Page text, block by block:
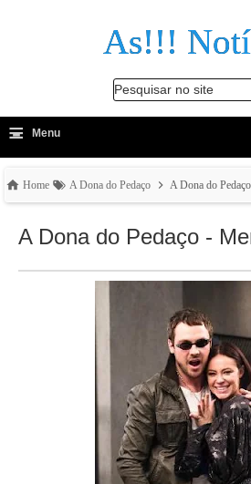
As!!!
Pesquisar no site
-
≡ Menu
Home A Dona do Pedaço A Dona do
A Dona do Pedaço -